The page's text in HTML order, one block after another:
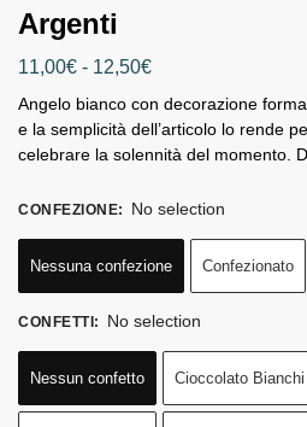
Argenti
11,00€ - 12,50€
Angelo bianco con decorazione
e la semplicità dell’articolo lo rende
celebrare la solennità del momento.
CONFEZIONE: No selection
Nessuna confezione Confezionato
CONFETTI: No selection
Nessun confetto Cioccolato Bianchi